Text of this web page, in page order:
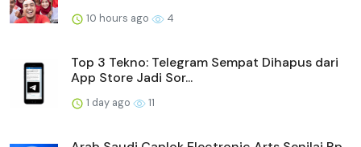
10 hours ago 4
Top 3 Tekno: Telegram Sempat Dihapus dari
App Store Jadi Sor...
1 day ago 11